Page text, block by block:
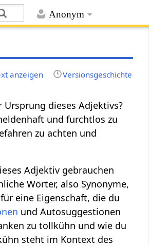
Anonym
anzeigen Versionsgeschichte
dieses Adjektivs?
und furchtlos zu
zu achten und
Adjektiv gebrauchen
Wörter, also Synonyme,
eine Eigenschaft, die du
und Autosuggestionen
zu tollkühn und wie du
steht im Kontext des